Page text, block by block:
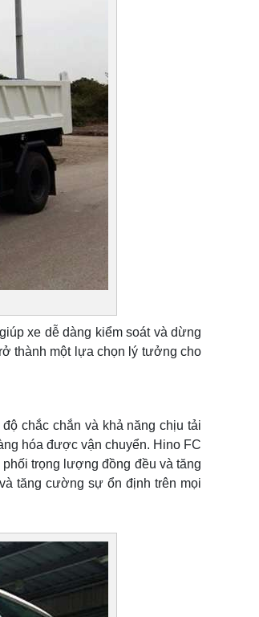
xe dễ dàng kiểm soát và dừng
thành một lựa chọn lý tưởng cho
chắc chắn và khả năng chịu tải
hóa được vận chuyển. Hino FC
trọng lượng đồng đều và tăng
tăng cường sự ổn định trên mọi